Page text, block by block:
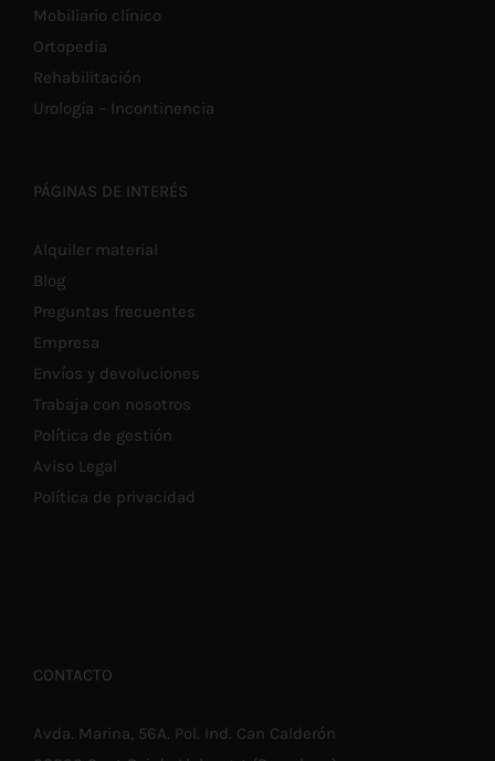
Mobiliario clínico
Ortopedia
Rehabilitación
Urología – Incontinencia
PÁGINAS DE INTERÉS
Alquiler material
Blog
Preguntas frecuentes
Empresa
Envíos y devoluciones
Trabaja con nosotros
Política de gestión
Aviso Legal
Política de privacidad
CONTACTO
Avda. Marina, 56A. Pol. Ind. Can Calderón